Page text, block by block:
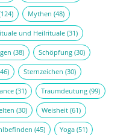
Mythen (48)
und Heilrituale(31)
(38) Schöpfung(30)
Sternzeichen (30)
(31) Traumdeutung(99)
(30) Weisheit(61)
(45) Yoga(51)